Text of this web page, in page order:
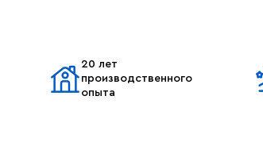
20 лет
производственного
опыта